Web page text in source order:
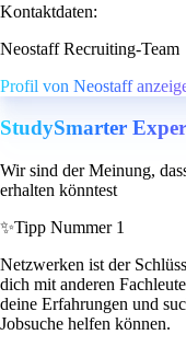
Kontaktdaten:
Neostaff Recruiting-Team
Profil von Neostaff
StudySmarter
Wir sind der Meinung,
erhalten könntest
✨Tipp Nummer 1
Netzwerken ist der
dich mit anderen
deine Erfahrungen und
Jobsuche helfen können.